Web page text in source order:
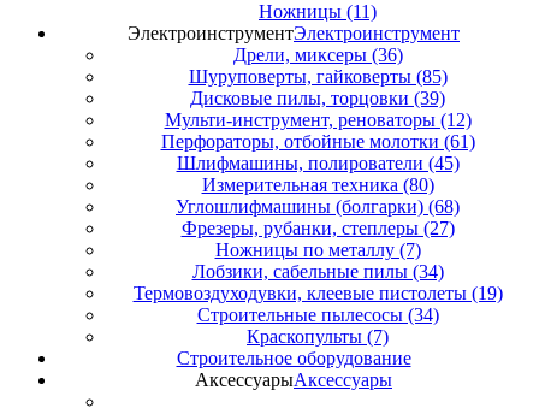
Ножницы (11)
ЭлектроинструментЭлектроинструмент
Дрели, миксеры (36)
Шуруповерты, гайковерты (85)
Дисковые пилы, торцовки (39)
Мульти-инструмент, реноваторы (12)
Перфораторы, отбойные молотки (61)
Шлифмашины, полирователи (45)
Измерительная техника (80)
Углошлифмашины (болгарки) (68)
Фрезеры, рубанки, степлеры (27)
Ножницы по металлу (7)
Лобзики, сабельные пилы (34)
Термовоздуходувки, клеевые пистолеты (19)
Строительные пылесосы (34)
Краскопульты (7)
Строительное оборудование
АксессуарыАксессуары